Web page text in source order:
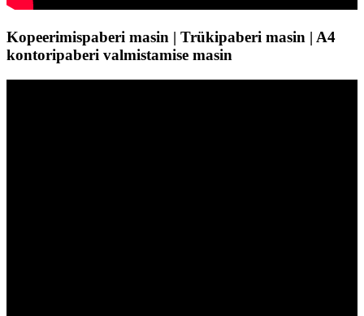
Kopeerimispaberi masin | Trükipaberi masin | A4
kontoripaberi valmistamise masin